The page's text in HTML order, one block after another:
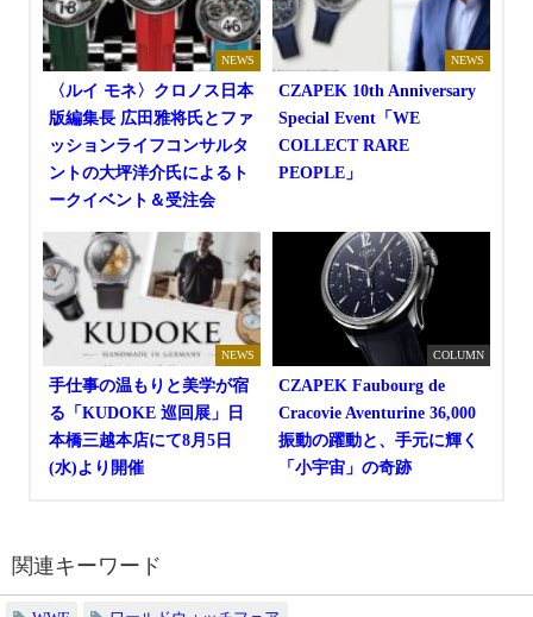
NEWS
〈ルイ モネ〉クロノス日本
版編集長 広田雅将氏とファ
ッションライフコンサルタ
ントの大坪洋介氏によるト
ークイベント＆受注会
NEWS
CZAPEK 10th Anniversary
Special Event「WE
COLLECT RARE
PEOPLE」
NEWS
手仕事の温もりと美学が宿
る「KUDOKE 巡回展」日
本橋三越本店にて8月5日
(水)より開催
COLUMN
CZAPEK Faubourg de
Cracovie Aventurine 36,000
振動の躍動と、手元に輝く
「小宇宙」の奇跡
関連キーワード